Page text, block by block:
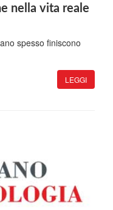
nella vita reale
spesso finiscono
LEGGI